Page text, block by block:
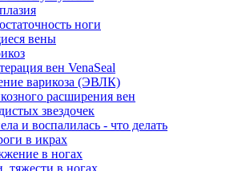
ноги
вены
вен VenaSeal
варикоза (ЭВЛК)
расширения вен
звездочек
и воспалилась - что делать
в икрах
в ногах
тяжести в ногах